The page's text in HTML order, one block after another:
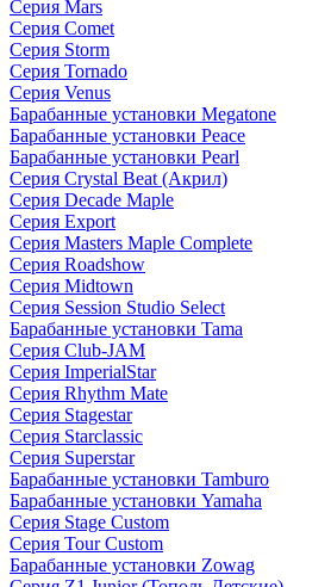
Серия Mars
Серия Comet
Серия Storm
Серия Tornado
Серия Venus
Барабанные установки Megatone
Барабанные установки Peace
Барабанные установки Pearl
Серия Crystal Beat (Акрил)
Серия Decade Maple
Серия Export
Серия Masters Maple Complete
Серия Roadshow
Серия Midtown
Серия Session Studio Select
Барабанные установки Tama
Серия Club-JAM
Серия ImperialStar
Серия Rhythm Mate
Серия Stagestar
Серия Starclassic
Серия Superstar
Барабанные установки Tamburo
Барабанные установки Yamaha
Серия Stage Custom
Серия Tour Custom
Барабанные установки Zowag